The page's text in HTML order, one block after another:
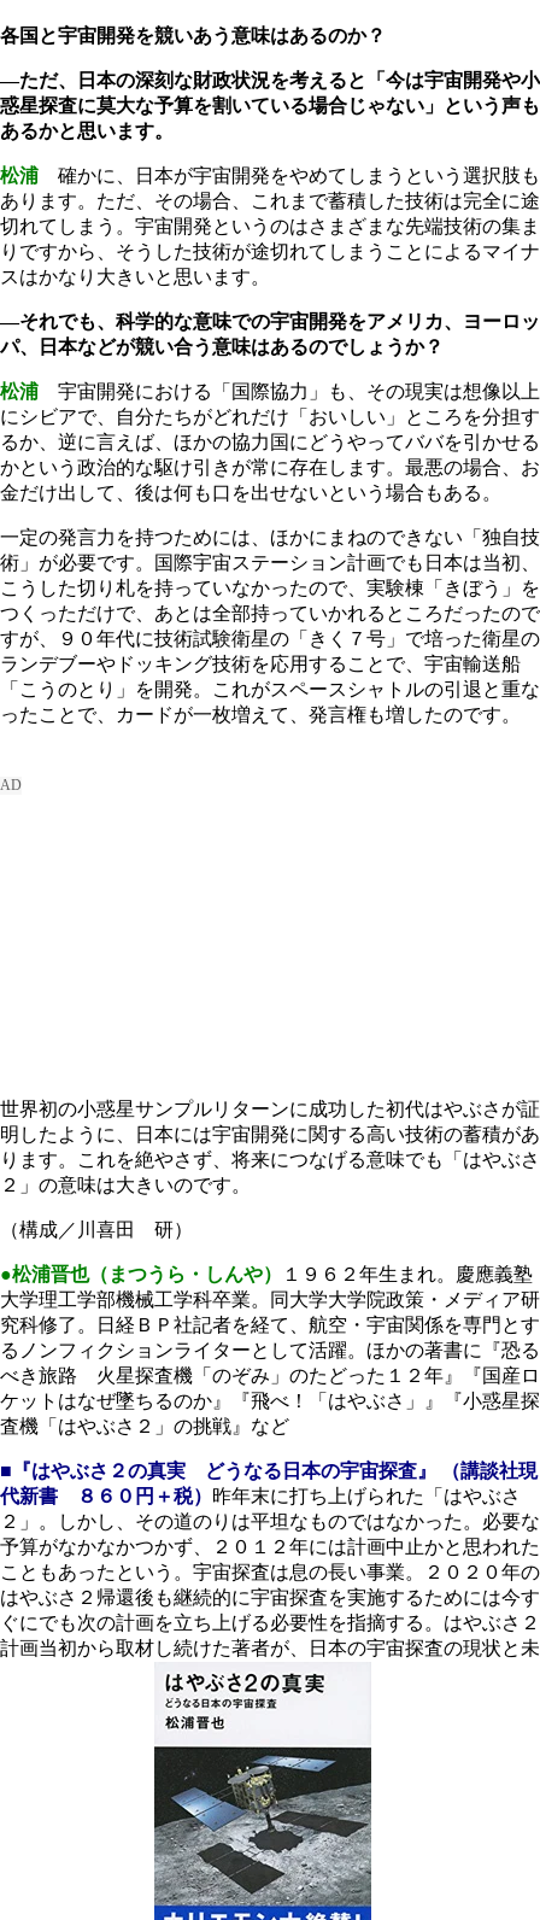
各国と宇宙開発を競いあう意味はあるのか？
―ただ、日本の深刻な財政状況を考えると「今は宇宙開発や小
惑星探査に莫大な予算を割いている場合じゃない」という声も
あるかと思います。
松浦 確かに、日本が宇宙開発をやめてしまうという選択肢も
あります。ただ、その場合、これまで蓄積した技術は完全に途
切れてしまう。宇宙開発というのはさまざまな先端技術の集ま
りですから、そうした技術が途切れてしまうことによるマイナ
スはかなり大きいと思います。
―それでも、科学的な意味での宇宙開発をアメリカ、ヨーロッ
パ、日本などが競い合う意味はあるのでしょうか？
松浦 宇宙開発における「国際協力」も、その現実は想像以上
にシビアで、自分たちがどれだけ「おいしい」ところを分担す
るか、逆に言えば、ほかの協力国にどうやってババを引かせる
かという政治的な駆け引きが常に存在します。最悪の場合、お
金だけ出して、後は何も口を出せないという場合もある。
一定の発言力を持つためには、ほかにまねのできない「独自技
術」が必要です。国際宇宙ステーション計画でも日本は当初、
こうした切り札を持っていなかったので、実験棟「きぼう」を
つくっただけで、あとは全部持っていかれるところだったので
すが、９０年代に技術試験衛星の「きく７号」で培った衛星の
ランデブーやドッキング技術を応用することで、宇宙輸送船
「こうのとり」を開発。これがスペースシャトルの引退と重な
ったことで、カードが一枚増えて、発言権も増したのです。
世界初の小惑星サンプルリターンに成功した初代はやぶさが証
明したように、日本には宇宙開発に関する高い技術の蓄積があ
ります。これを絶やさず、将来につなげる意味でも「はやぶさ
２」の意味は大きいのです。
（構成／川喜田 研）
●松浦晋也（まつうら・しんや）
１９６２年生まれ。慶應義塾
大学理工学部機械工学科卒業。同大学大学院政策・メディア研
究科修了。日経ＢＰ社記者を経て、航空・宇宙関係を専門とす
るノンフィクションライターとして活躍。ほかの著書に『恐る
べき旅路 火星探査機「のぞみ」のたどった１２年』『国産ロ
ケットはなぜ墜ちるのか』『飛べ！「はやぶさ」』『小惑星探
査機「はやぶさ２」の挑戦』など
■『はやぶさ２の真実 どうなる日本の宇宙探査』
（講談社現
代新書 ８６０円＋税） 昨年末に打ち上げられた「はやぶさ
２」。しかし、その道のりは平坦なものではなかった。必要な
予算がなかなかつかず、２０１２年には計画中止かと思われた
こともあったという。宇宙探査は息の長い事業。２０２０年の
はやぶさ２帰還後も継続的に宇宙探査を実施するためには今す
ぐにでも次の計画を立ち上げる必要性を指摘する。はやぶさ２
計画当初から取材し続けた著者が、日本の宇宙探査の現状と未